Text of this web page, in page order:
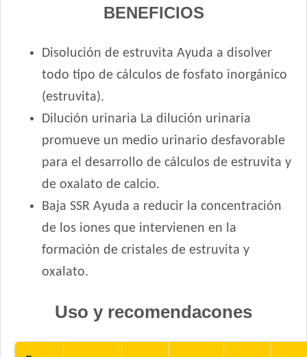
Pro Plan Veterinary Diets Gato Adulto Renal Etapa Avanzada
Pro Plan Veterinary Diets Gato Adulto con Sobrepeso
Profesional Vet Gato Adulto
Profesional Vet Premium Gato Adulto
Raza Gato Adulto sabor Carne, Pescado y Arroz
Raza Gato Adulto sabor Pescado
Raza Gato Adulto sabor Pollo y Leche
Raza Gato Castrado
Royal Canin Club Performance Gato Adulto
Royal Canin Gato Care Appetite Control
Royal Canin Gato Care Urinary
BENEFICIOS
Disolución de estruvita Ayuda a disolver
todo tipo de cálculos de fosfato inorgánico
(estruvita).
Dilución urinaria La dilución urinaria
promueve un medio urinario desfavorable
para el desarrollo de cálculos de estruvita y
de oxalato de calcio.
Baja SSR Ayuda a reducir la concentración
de los iones que intervienen en la
formación de cristales de estruvita y
oxalato.
Uso y recomendacones